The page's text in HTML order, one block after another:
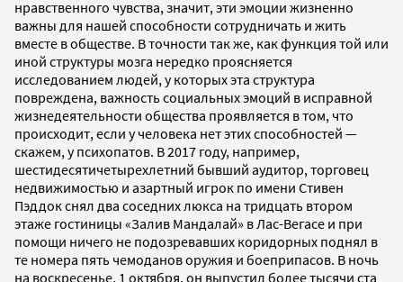
нравственного чувства, значит, эти эмоции жизненно
важны для нашей способности сотрудничать и жить
вместе в обществе. В точности так же, как функция той или
иной структуры мозга нередко проясняется
исследованием людей, у которых эта структура
повреждена, важность социальных эмоций в исправной
жизнедеятельности общества проявляется в том, что
происходит, если у человека нет этих способностей —
скажем, у психопатов. В 2017 году, например,
шестидесятичетырехлетний бывший аудитор, торговец
недвижимостью и азартный игрок по имени Стивен
Пэддок снял два соседних люкса на тридцать втором
этаже гостиницы «Залив Мандалай» в Лас-Вегасе и при
помощи ничего не подозревавших коридорных поднял в
те номера пять чемоданов оружия и боеприпасов. В ночь
на воскресенье, 1 октября, он выпустил более тысячи ста